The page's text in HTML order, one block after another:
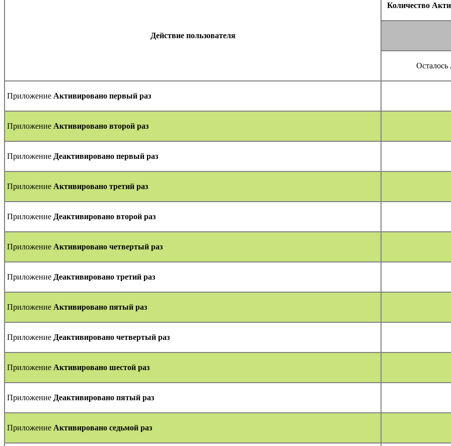
Действие пользователя
Количество
Осталось
Приложение Активировано первый раз
Приложение Активировано второй раз
Приложение Деактивировано первый раз
Приложение Активировано третий раз
Приложение Деактивировано второй раз
Приложение Активировано четвертый раз
Приложение Деактивировано третий раз
Приложение Активировано пятый раз
Приложение Деактивировано четвертый раз
Приложение Активировано шестой раз
Приложение Деактивировано пятый раз
Приложение Активировано седьмой раз